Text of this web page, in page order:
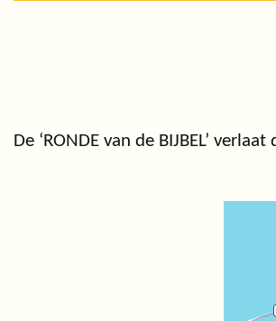
De ‘RONDE van de BIJBEL’